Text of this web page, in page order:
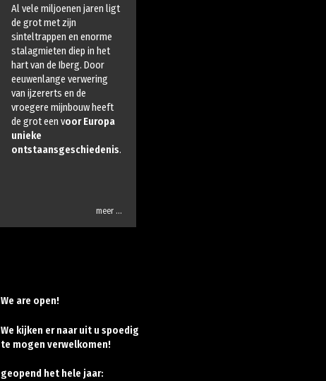
Al vele miljoenen jaren ligt
de grot met zijn
sinteltrappen en enorme
stalagmieten diep in het
hart van de Iberg. Door
eeuwenlange verwering
van ijzererts en de
vroegere mijnbouw heeft
de grot een voor Europa
unieke
ontstaansgeschiedenis.
meer …
We are open!
We kijken er naar uit u spoedig
te mogen verwelkomen!
geopend het hele jaar: